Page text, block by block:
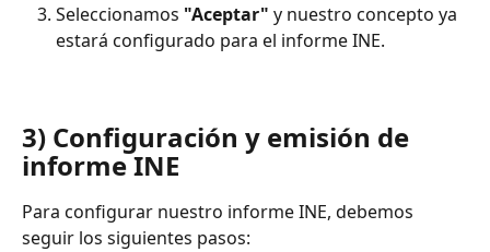
Seleccionamos "Aceptar" y nuestro concepto ya
estará configurado para el informe INE.
3) Configuración y emisión de
informe INE
Para configurar nuestro informe INE, debemos
seguir los siguientes pasos: